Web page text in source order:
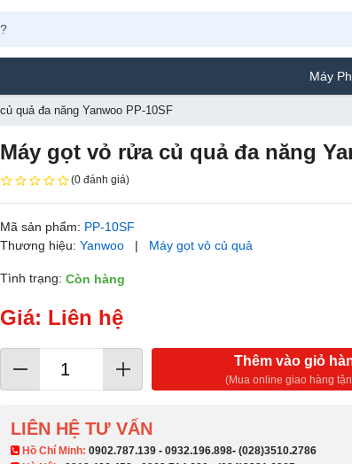
Máy Phun Sơn
quả đa năng Yanwoo PP-10SF
Máy gọt vỏ rửa củ quả đa năng
(0 đánh giá)
Mã sản phẩm: PP-10SF
Thương hiệu:Yanwoo | Máy gọt vỏ củ quả
Tình trạng:Còn hàng
Giá: Liên hệ
Thêm vào giỏ
(Mua online giao hàng
LIÊN HỆ TƯ VẤN
​ Hồ Chí Minh:0902.787.139 -0932.196.898-(028)3510.2786